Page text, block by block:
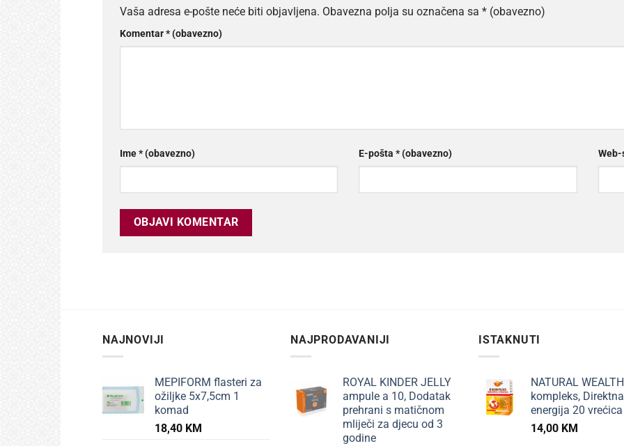
Vaša adresa e-pošte neće biti objavljena. Obavezna polja su označena sa * (obavezno)
Komentar* (obavezno)
Ime* (obavezno) E-pošta* (obavezno)
NAJNOVIJI
MEPIFORM flasteri za
ožiljke 5x7,5cm 1
komad
18,40 KM
NAJPRODAVANIJI
ROYAL KINDER JELLY
ampule a 10, Dodatak
prehrani s matičnom
mliječi za djecu od 3
godine
ISTAKNUTI
NATURAL
kompleks, Direktna
energija 20 vrećica
14,00 KM